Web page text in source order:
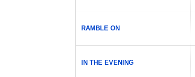
RAMBLE ON
IN THE EVENING